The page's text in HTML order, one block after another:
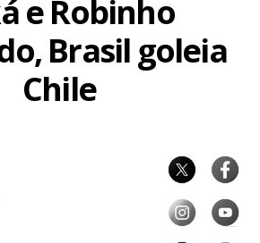
e Robinho
Brasil goleia
Chile